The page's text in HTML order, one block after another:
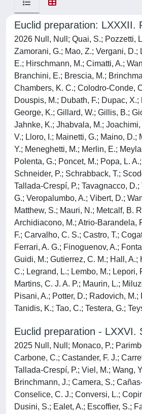
Euclid preparation: LXXXII.
2026 Null, Null; Quai, S.; Pozzetti,
Zamorani, G.; Mao, Z.; Vergani,
E.; Hirschmann, M.; Cimatti, A.;
Branchini, E.; Brescia, M.;
Chambers, K. C.; Colodro-Conde,
Douspis, M.; Dubath, F.; Dupac,
George, K.; Gillard, W.; Gillis, B.;
Jahnke, K.; Jhabvala, M.;
V.; Lloro, I.; Mainetti, G.; Maino, D.;
Y.; Meneghetti, M.; Merlin, E.;
Polenta, G.; Poncet, M.; Popa, L.
Schneider, P.; Schrabback, T.;
Tallada-Crespí, P.; Tavagnacco,
G.; Veropalumbo, A.; Vibert, D.;
Matthew, S.; Mauri, N.; Metcalf, B.
Archidiacono, M.; Atrio-Barandela,
F.; Carvalho, C. S.; Castro, T.;
Ferrari, A. G.; Finoguenov, A.;
Guidi, M.; Gutierrez, C. M.; Hall,
C.; Legrand, L.; Lembo, M.; Lepori,
Martins, C. J. A. P.; Maurin, L.;
Pisani, A.; Potter, D.; Radovich,
Tanidis, K.; Tao, C.; Testera, G.;
Euclid preparation - LXXVI.
2025 Null, Null; Monaco, P.;
Carbone, C.; Castander, F. J.;
Tallada-Crespí, P.; Viel, M.; Wang,
Brinchmann, J.; Camera, S.;
Conselice, C. J.; Conversi, L.;
Dusini, S.; Ealet, A.; Escoffier, S.;